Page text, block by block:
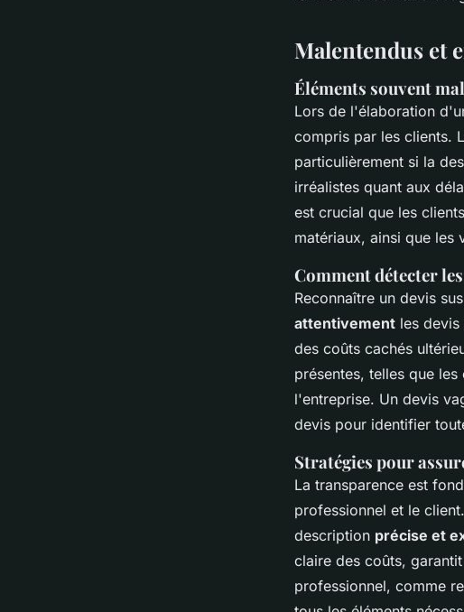
Malentendus et
Éléments souvent
Lors de l'élaboration
compris par les clients.
particulièrement si la
irréalistes quant aux
est crucial que les
matériaux, ainsi que les
Comment détecter
Reconnaître un devis
attentivement les
des coûts cachés
présentes, telles que
l'entreprise. Un devis
devis pour identifier
Stratégies pour
La transparence est
professionnel et le
description précise et
claire des coûts,
professionnel, comme